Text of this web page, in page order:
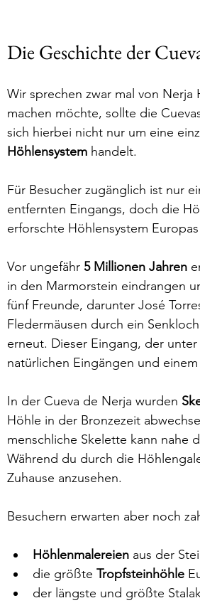
Die Geschichte der
Wir sprechen zwar mal von
machen möchte, sollte die
sich hierbei nicht nur um eine
Höhlensystem handelt.
Für Besucher zugänglich ist nur
entfernten Eingangs, doch die
erforschte Höhlensystem
Vor ungefähr 5 Millionen Jahren
in den Marmorstein eindrangen
fünf Freunde, darunter José
Fledermäusen durch ein
erneut. Dieser Eingang, der
natürlichen Eingängen und
In der Cueva de Nerja wurden
Höhle in der Bronzezeit
menschliche Skelette kann nahe
Während du durch die
Zuhause anzusehen.
Besuchern erwarten aber noch
Höhlenmalereien aus der
die größte Tropfsteinhöhle
der längste und größte